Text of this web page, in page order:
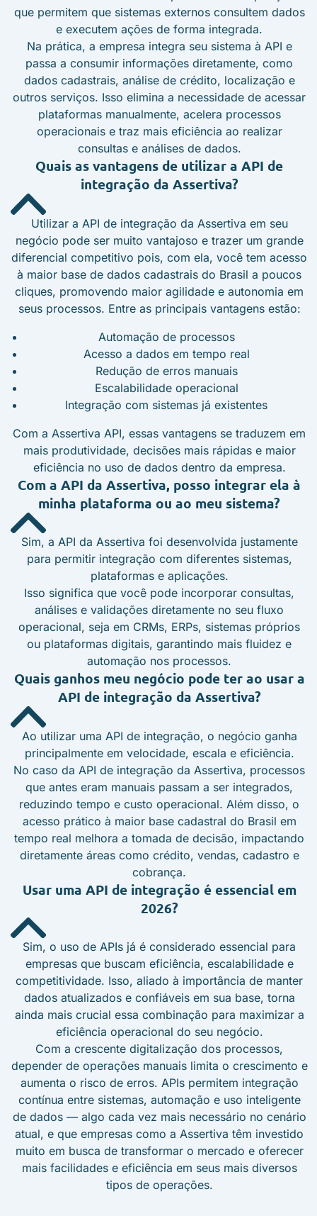
que permitem que sistemas externos consultem dados
e executem ações de forma integrada.
Na prática, a empresa integra seu sistema à API e
passa a consumir informações diretamente, como
dados cadastrais, análise de crédito, localização e
outros serviços. Isso elimina a necessidade de acessar
plataformas manualmente, acelera processos
operacionais e traz mais eficiência ao realizar
consultas e análises de dados.
Quais as vantagens de utilizar a API de
integração da Assertiva?
Utilizar a API de integração da Assertiva em seu
negócio pode ser muito vantajoso e trazer um grande
diferencial competitivo pois, com ela, você tem acesso
à maior base de dados cadastrais do Brasil a poucos
cliques, promovendo maior agilidade e autonomia em
seus processos. Entre as principais vantagens estão:
Automação de processos
Acesso a dados em tempo real
Redução de erros manuais
Escalabilidade operacional
Integração com sistemas já existentes
Com a Assertiva API, essas vantagens se traduzem em
mais produtividade, decisões mais rápidas e maior
eficiência no uso de dados dentro da empresa.
Com a API da Assertiva, posso integrar ela à
minha plataforma ou ao meu sistema?
Sim, a API da Assertiva foi desenvolvida justamente
para permitir integração com diferentes sistemas,
plataformas e aplicações.
Isso significa que você pode incorporar consultas,
análises e validações diretamente no seu fluxo
operacional, seja em CRMs, ERPs, sistemas próprios
ou plataformas digitais, garantindo mais fluidez e
automação nos processos.
Quais ganhos meu negócio pode ter ao usar a
API de integração da Assertiva?
Ao utilizar uma API de integração, o negócio ganha
principalmente em velocidade, escala e eficiência.
No caso da API de integração da Assertiva, processos
que antes eram manuais passam a ser integrados,
reduzindo tempo e custo operacional. Além disso, o
acesso prático à maior base cadastral do Brasil em
tempo real melhora a tomada de decisão, impactando
diretamente áreas como crédito, vendas, cadastro e
cobrança.
Usar uma API de integração é essencial em
2026?
Sim, o uso de APIs já é considerado essencial para
empresas que buscam eficiência, escalabilidade e
competitividade. Isso, aliado à importância de manter
dados atualizados e confiáveis em sua base, torna
ainda mais crucial essa combinação para maximizar a
eficiência operacional do seu negócio.
Com a crescente digitalização dos processos,
depender de operações manuais limita o crescimento e
aumenta o risco de erros. APIs permitem integração
contínua entre sistemas, automação e uso inteligente
de dados — algo cada vez mais necessário no cenário
atual, e que empresas como a Assertiva têm investido
muito em busca de transformar o mercado e oferecer
mais facilidades e eficiência em seus mais diversos
tipos de operações.